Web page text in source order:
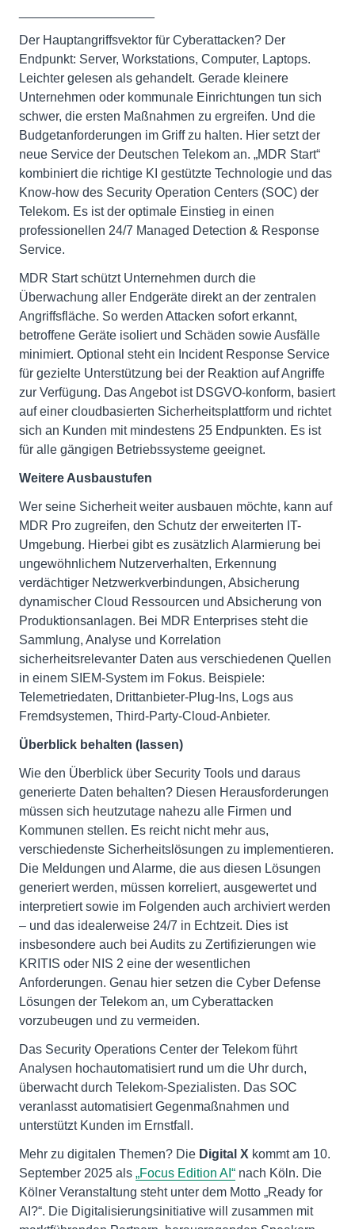
Der Hauptangriffsvektor für Cyberattacken? Der
Endpunkt: Server, Workstations, Computer, Laptops.
Leichter gelesen als gehandelt. Gerade kleinere
Unternehmen oder kommunale Einrichtungen tun sich
schwer, die ersten Maßnahmen zu ergreifen. Und die
Budgetanforderungen im Griff zu halten. Hier setzt der
neue Service der Deutschen Telekom an. „MDR Start“
kombiniert die richtige KI gestützte Technologie und das
Know-how des Security Operation Centers (SOC) der
Telekom. Es ist der optimale Einstieg in einen
professionellen 24/7 Managed Detection & Response
Service.
MDR Start schützt Unternehmen durch die
Überwachung aller Endgeräte direkt an der zentralen
Angriffsfläche. So werden Attacken sofort erkannt,
betroffene Geräte isoliert und Schäden sowie Ausfälle
minimiert. Optional steht ein Incident Response Service
für gezielte Unterstützung bei der Reaktion auf Angriffe
zur Verfügung. Das Angebot ist DSGVO-konform, basiert
auf einer cloudbasierten Sicherheitsplattform und richtet
sich an Kunden mit mindestens 25 Endpunkten. Es ist
für alle gängigen Betriebssysteme geeignet.
Weitere Ausbaustufen
Wer seine Sicherheit weiter ausbauen möchte, kann auf
MDR Pro zugreifen, den Schutz der erweiterten IT-
Umgebung. Hierbei gibt es zusätzlich Alarmierung bei
ungewöhnlichem Nutzerverhalten, Erkennung
verdächtiger Netzwerkverbindungen, Absicherung
dynamischer Cloud Ressourcen und Absicherung von
Produktionsanlagen. Bei MDR Enterprises steht die
Sammlung, Analyse und Korrelation
sicherheitsrelevanter Daten aus verschiedenen Quellen
in einem SIEM-System im Fokus. Beispiele:
Telemetriedaten, Drittanbieter-Plug-Ins, Logs aus
Fremdsystemen, Third-Party-Cloud-Anbieter.
Überblick behalten (lassen)
Wie den Überblick über Security Tools und daraus
generierte Daten behalten? Diesen Herausforderungen
müssen sich heutzutage nahezu alle Firmen und
Kommunen stellen. Es reicht nicht mehr aus,
verschiedenste Sicherheitslösungen zu implementieren.
Die Meldungen und Alarme, die aus diesen Lösungen
generiert werden, müssen korreliert, ausgewertet und
interpretiert sowie im Folgenden auch archiviert werden
– und das idealerweise 24/7 in Echtzeit. Dies ist
insbesondere auch bei Audits zu Zertifizierungen wie
KRITIS oder NIS 2 eine der wesentlichen
Anforderungen. Genau hier setzen die Cyber Defense
Lösungen der Telekom an, um Cyberattacken
vorzubeugen und zu vermeiden.
Das Security Operations Center der Telekom führt
Analysen hochautomatisiert rund um die Uhr durch,
überwacht durch Telekom-Spezialisten. Das SOC
veranlasst automatisiert Gegenmaßnahmen und
unterstützt Kunden im Ernstfall.
Mehr zu digitalen Themen? Die Digital X kommt am 10.
September 2025 als „Focus Edition AI“ nach Köln. Die
Kölner Veranstaltung steht unter dem Motto „Ready for
AI?“. Die Digitalisierungsinitiative will zusammen mit